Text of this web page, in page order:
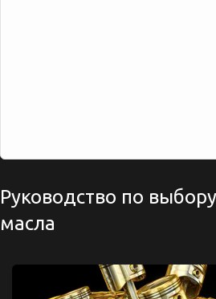
Руководство по
масла